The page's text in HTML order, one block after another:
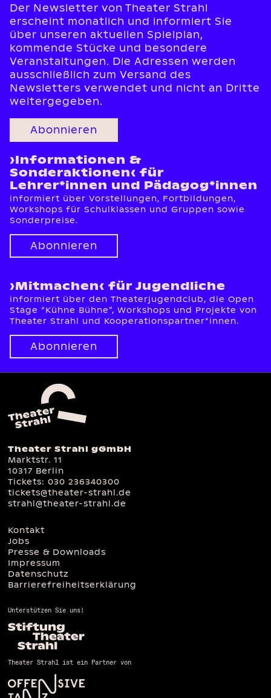
Der Newsletter von Theater Strahl
erscheint monatlich und informiert Sie
über unseren aktuellen Spielplan,
kommende Stücke und besondere
Veranstaltungen. Die Adressen werden
ausschließlich zum Versand des
Newsletters verwendet und nicht an Dritte
weitergegeben.
Abonnieren
›Informationen &
Sonderaktionen‹ für
Lehrer*innen und Pädagog*innen
informiert über Vorstellungen, Fortbildungen,
Workshops für Schulklassen und Gruppen sowie
Sonderpreise.
Abonnieren
›Mitmachen‹ für Jugendliche
informiert über den Theaterjugendclub, die Open
Stage “Kühne Bühne”, Workshops und Projekte von
Theater Strahl und Kooperationspartner*innen.
Abonnieren
Theater Strahl gGmbH
Marktstr. 11
10317 Berlin
Tickets:030 236340300
tickets@theater-strahl.de
strahl@theater-strahl.de
Kontakt
Jobs
Presse & Downloads
Impressum
Datenschutz
Barrierefreiheitserklärung
Unterstützen Sie uns!
Theater Strahl ist ein Partner von